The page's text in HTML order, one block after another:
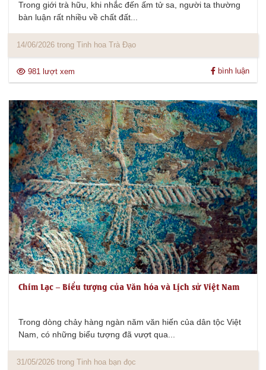
Trong giới trà hữu, khi nhắc đến ấm tử sa, người ta thường
bàn luận rất nhiều về chất đất...
14/06/2026 trong Tinh hoa Trà Đạo
981 lượt xem bình luận
Chim Lạc – Biểu tượng của Văn hóa và Lịch sử Việt Nam
Trong dòng chảy hàng ngàn năm văn hiến của dân tộc Việt
Nam, có những biểu tượng đã vượt qua...
31/05/2026 trong Tinh hoa bạn đọc